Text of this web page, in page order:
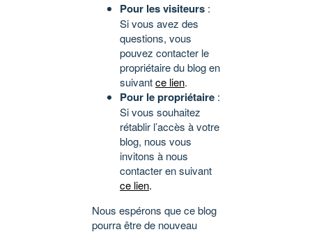
Pour les visiteurs :
Si vous avez des
questions, vous
pouvez contacter le
propriétaire du blog en
suivantce lien.
Pour le propriétaire :
Si vous souhaitez
rétablir l’accès à votre
blog, nous vous
invitons à nous
contacter en suivant
ce lien.
Nous espérons que ce blog
pourra être de nouveau